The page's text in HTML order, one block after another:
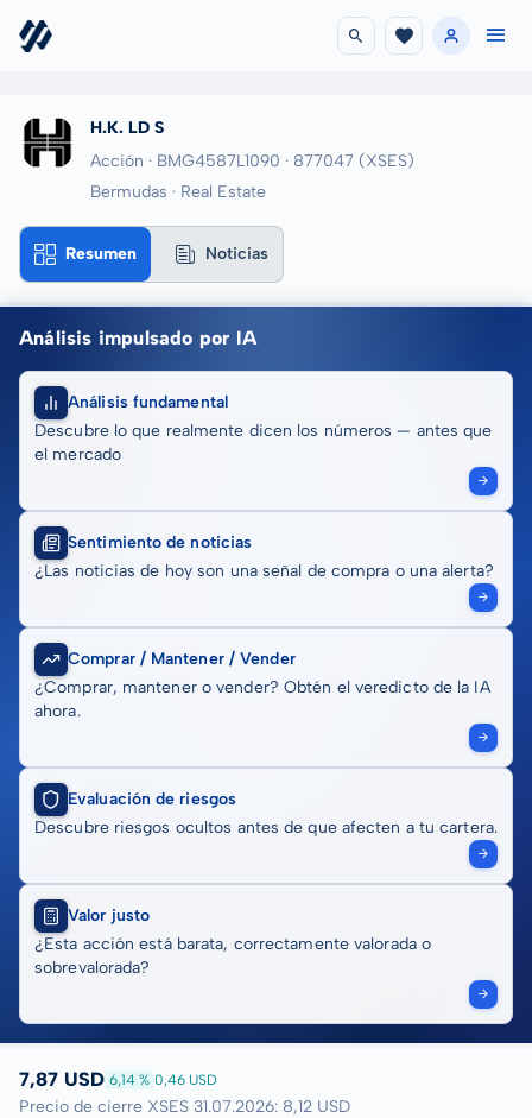
H.K. LD S
Acción · BMG4587L1090 · 877047 (XSES)
Bermudas · Real Estate
Resumen Noticias
Análisis impulsado por IA
Análisis fundamental
Descubre lo que realmente dicen los números — antes que
el mercado
Sentimiento de noticias
¿Las noticias de hoy son una señal de compra o una alerta?
Comprar / Mantener / Vender
¿Comprar, mantener o vender? Obtén el veredicto de la IA
ahora.
Evaluación de riesgos
Descubre riesgos ocultos antes de que afecten a tu cartera.
Valor justo
¿Esta acción está barata, correctamente valorada o
sobrevalorada?
7,87 USD 6,14 % 0,46 USD
Precio de cierre XSES 31.07.2026: 8,12 USD